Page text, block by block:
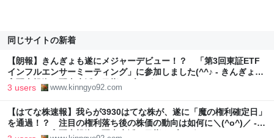
同じサイトの新着
【朗報】きんぎょも遂にメジャーデビュー！？ 「第3回東証ETF
インフルエンサーミーティング」に参加しました(^^♪ - きんぎょの
高配当投資で配当生活を目指すブログ
3 users www.kinngyo92.com
【はてな株速報】我らが3930はてな株が、遂に「魔の権利確定日」
を通過！？ 注目の権利落ち後の株価の動向は如何に＼(^o^)／ -
きんぎょの高配当投資で配当生活を目指すブログ